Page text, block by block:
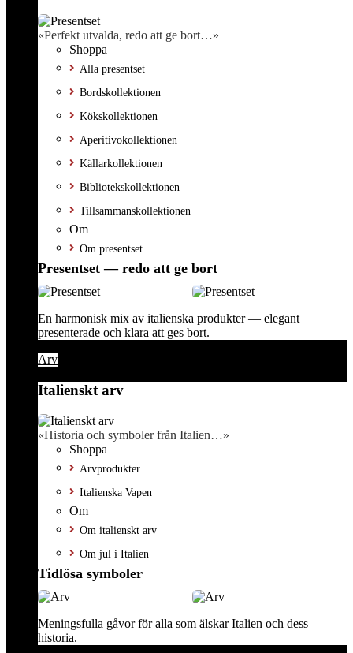
«Perfekt utvalda, redo att ge bort…»
Shoppa
Alla presentset
Bordskollektionen
Kökskollektionen
Aperitivokollektionen
Källarkollektionen
Bibliotekskollektionen
Tillsammanskollektionen
Om
Om presentset
Presentset — redo att ge bort
En harmonisk mix av italienska produkter — elegant
presenterade och klara att ges bort.
Arv
Italienskt arv
«Historia och symboler från Italien…»
Shoppa
Arvprodukter
Italienska Vapen
Om
Om italienskt arv
Om jul i Italien
Tidlösa symboler
Meningsfulla gåvor för alla som älskar Italien och dess
historia.